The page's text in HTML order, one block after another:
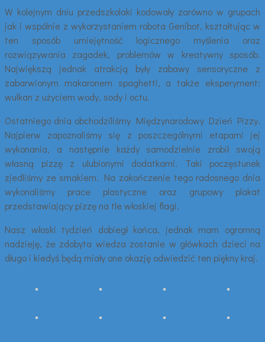
W kolejnym dniu przedszkolaki kodowały zarówno w grupach
jak i wspólnie z wykorzystaniem robota Genibot, kształtując w
ten sposób umiejętność logicznego myślenia oraz
rozwiązywania zagadek, problemów w kreatywny sposób.
Największą jednak atrakcją były zabawy sensoryczne z
zabarwionym makaronem spaghetti, a także eksperyment:
wulkan z użyciem wody, sody i octu.
Ostatniego dnia obchodziliśmy Międzynarodowy Dzień Pizzy.
Najpierw zapoznaliśmy się z poszczególnymi etapami jej
wykonania, a następnie każdy samodzielnie zrobił swoją
własną pizzę z ulubionymi dodatkami. Taki poczęstunek
zjedliśmy ze smakiem. Na zakończenie tego radosnego dnia
wykonaliśmy prace plastyczne oraz grupowy plakat
przedstawiający pizzę na tle włoskiej flagi.
Nasz włoski tydzień dobiegł końca, jednak mam ogromną
nadzieję, że zdobyta wiedza zostanie w główkach dzieci na
długo i kiedyś będą miały one okazję odwiedzić ten piękny kraj.